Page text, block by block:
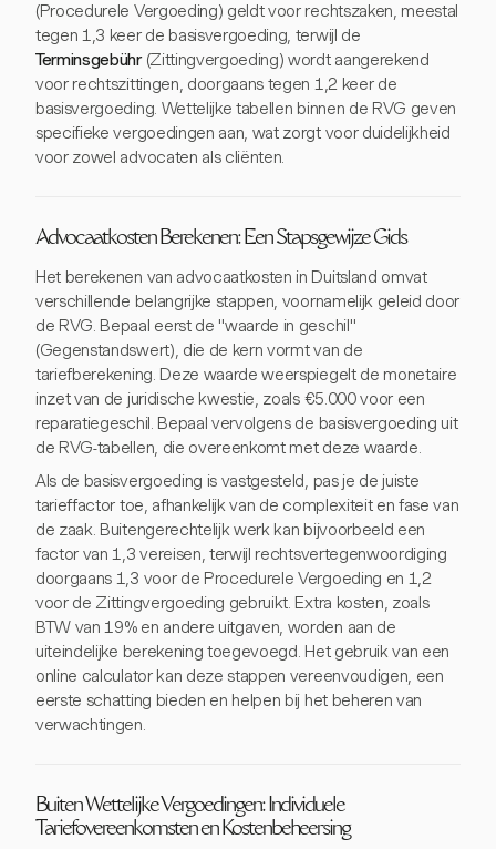
(Procedurele Vergoeding) geldt voor rechtszaken, meestal
tegen 1,3 keer de basisvergoeding, terwijl de
Terminsgebühr(Zittingvergoeding) wordt aangerekend
voor rechtszittingen, doorgaans tegen 1,2 keer de
basisvergoeding. Wettelijke tabellen binnen de RVG geven
specifieke vergoedingen aan, wat zorgt voor duidelijkheid
voor zowel advocaten als cliënten.
Advocaatkosten Berekenen: Een Stapsgewijze Gids
Het berekenen van advocaatkosten in Duitsland omvat
verschillende belangrijke stappen, voornamelijk geleid door
de RVG. Bepaal eerst de "waarde in geschil"
(Gegenstandswert), die de kern vormt van de
tariefberekening. Deze waarde weerspiegelt de monetaire
inzet van de juridische kwestie, zoals €5.000 voor een
reparatiegeschil. Bepaal vervolgens de basisvergoeding uit
de RVG-tabellen, die overeenkomt met deze waarde.
Als de basisvergoeding is vastgesteld, pas je de juiste
tarieffactor toe, afhankelijk van de complexiteit en fase van
de zaak. Buitengerechtelijk werk kan bijvoorbeeld een
factor van 1,3 vereisen, terwijl rechtsvertegenwoordiging
doorgaans 1,3 voor de Procedurele Vergoeding en 1,2
voor de Zittingvergoeding gebruikt. Extra kosten, zoals
BTW van 19% en andere uitgaven, worden aan de
uiteindelijke berekening toegevoegd. Het gebruik van een
online calculator kan deze stappen vereenvoudigen, een
eerste schatting bieden en helpen bij het beheren van
verwachtingen.
Buiten Wettelijke Vergoedingen: Individuele
Tariefovereenkomsten en Kostenbeheersing